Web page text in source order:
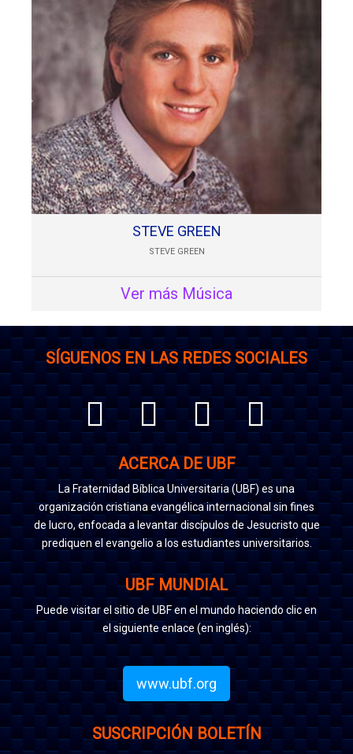
STEVE GREEN
STEVE GREEN
Ver más Música
SÍGUENOS EN LAS REDES SOCIALES
ACERCA DE UBF
La Fraternidad Bíblica Universitaria (UBF) es una
organización cristiana evangélica internacional sin fines
de lucro, enfocada a levantar discípulos de Jesucristo que
prediquen el evangelio a los estudiantes universitarios.
UBF MUNDIAL
Puede visitar el sitio de UBF en el mundo haciendo clic en
el siguiente enlace (en inglés):
www.ubf.org
SUSCRIPCIÓN BOLETÍN